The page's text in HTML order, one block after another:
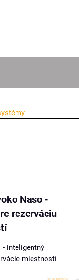
Naso -
rezerváciu
- inteligentný
miestností